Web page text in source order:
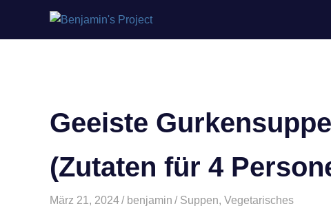
Geeiste
(Zutaten für 4
März 21, 2024 benjamin Suppen,Vegetarisches